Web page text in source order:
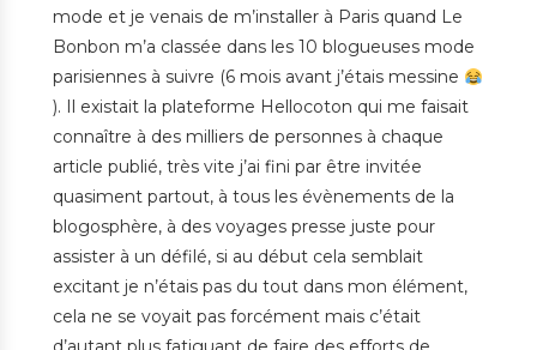
mode et je venais de m’installer à Paris quand Le
Bonbon m’a classée dans les 10 blogueuses mode
parisiennes à suivre (6 mois avant j’étais messine
). Il existait la plateforme Hellocoton qui me faisait
connaître à des milliers de personnes à chaque
article publié, très vite j’ai fini par être invitée
quasiment partout, à tous les évènements de la
blogosphère, à des voyages presse juste pour
assister à un défilé, si au début cela semblait
excitant je n’étais pas du tout dans mon élément,
cela ne se voyait pas forcément mais c’était